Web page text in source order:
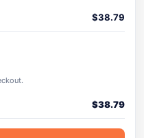
$38.79
$38.79